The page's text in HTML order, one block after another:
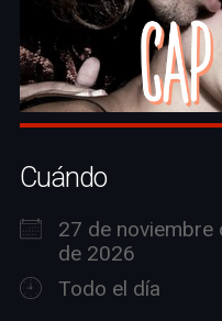
Cuándo
27 de
de 2026
Todo el día